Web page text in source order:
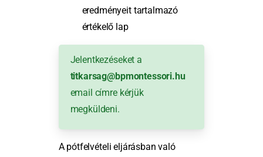
eredményeit tartalmazó
értékelő lap
Jelentkezéseket a
titkarsag@bpmontessori.hu
email címre kérjük
megküldeni.
A pótfelvételi eljárásban való